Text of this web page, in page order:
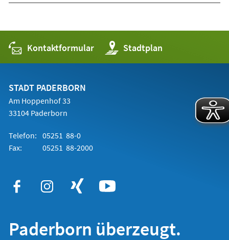
Kontaktformular Stadtplan
(Öffnet
in
einem
STADT PADERBORN
Am Hoppenhof 33
33104 Paderborn
Telefon: 05251 88-0
Fax:
05251 88-2000
Paderborn überzeugt.